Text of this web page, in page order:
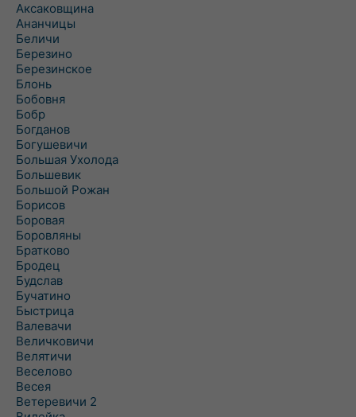
Аксаковщина
Ананчицы
Беличи
Березино
Березинское
Блонь
Бобовня
Бобр
Богданов
Богушевичи
Большая Ухолода
Большевик
Большой Рожан
Борисов
Боровая
Боровляны
Братково
Бродец
Будслав
Бучатино
Быстрица
Валевачи
Величковичи
Велятичи
Веселово
Весея
Ветеревичи 2